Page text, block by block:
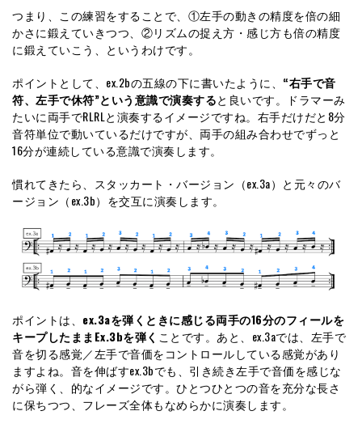
つまり、この練習をすることで、①左手の動きの精度を倍の細
かさに鍛えていきつつ、②リズムの捉え方・感じ方も倍の精度
に鍛えていこう、というわけです。
ポイントとして、ex.2bの五線の下に書いたように、 “右手で音
符、左手で休符”という意識で演奏すると良いです。ドラマーみ
たいに両手でRLRLと演奏するイメージですね。右手だけだと8分
音符単位で動いているだけですが、両手の組み合わせでずっと
16分が連続している意識で演奏します。
慣れてきたら、スタッカート・バージョン（ex.3a）と元々のバ
ージョン（ex.3b）を交互に演奏します。
ポイントは、 ex.3aを弾くときに感じる両手の16分のフィールを
キープしたままEx.3bを弾く ことです。あと、ex.3aでは、左手で
音を切る感覚／左手で音価をコントロールしている感覚があり
ますよね。音を伸ばすex.3bでも、引き続き左手で音価を感じな
がら弾く、的なイメージです。ひとつひとつの音を充分な長さ
に保ちつつ、フレーズ全体もなめらかに演奏します。